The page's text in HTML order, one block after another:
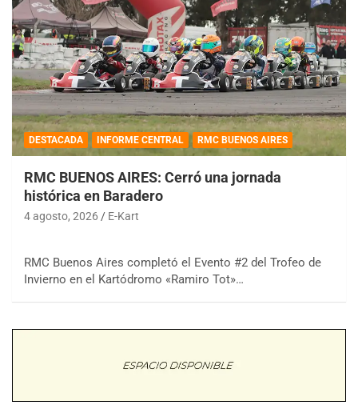
DESTACADA INFORME CENTRAL RMC BUENOS AIRES
RMC BUENOS AIRES: Cerró una jornada
histórica en Baradero
4 agosto, 2026 E-Kart
RMC Buenos Aires completó el Evento #2 del Trofeo de
Invierno en el Kartódromo «Ramiro Tot»…